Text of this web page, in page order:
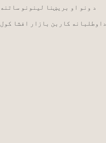
د ونو او بریښنا لینونو ساتنه
داوطلبانه کاربن بازار افشا کول